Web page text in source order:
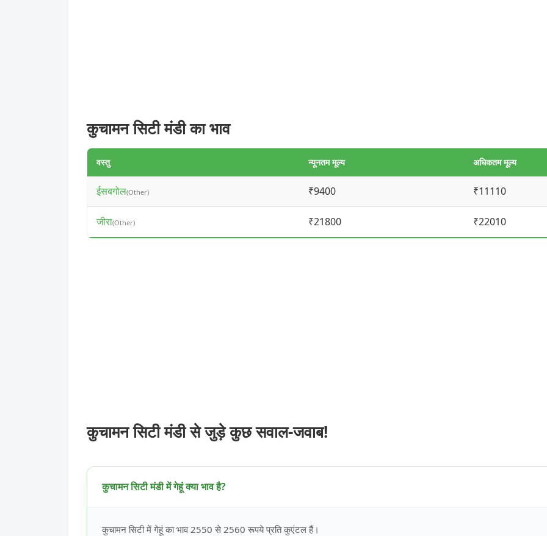
कुचामन सिटी मंडी का भाव
वस्तु न्यूनतम मूल्य अधिकतम मूल्य
ईसबगोल(Other) ₹9400 ₹11110
जीरा(Other) ₹21800 ₹22010
कुचामन सिटी मंडी से जुड़े कुछ सवाल-जवाब!
कुचामन सिटी मंडी में गेहूं क्या भाव है?
कुचामन सिटी में गेहूं का भाव 2550 से 2560 रूपये प्रति कुएंटल हैं।